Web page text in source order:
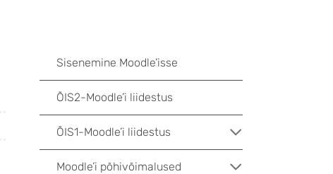
Sisenemine Moodle’isse
ÕIS2-Moodle’i liidestus
ÕIS1-Moodle’i liidestus
Moodle’i põhivõimalused